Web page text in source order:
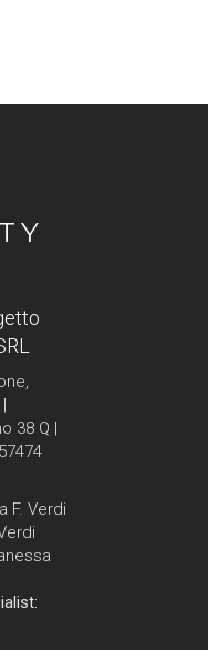
38 Q |
F. Verdi